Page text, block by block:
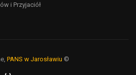
i Przyjaciół
PANS w Jarosławiu ©